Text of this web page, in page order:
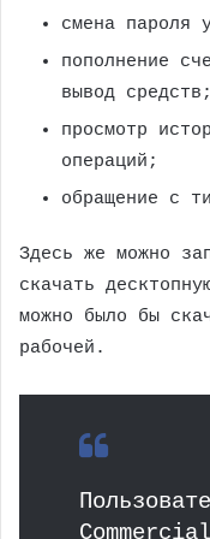
смена пароля
пополнение
вывод средств;
просмотр
операций;
обращение с
Здесь же можно
скачать
можно было бы
рабочей.